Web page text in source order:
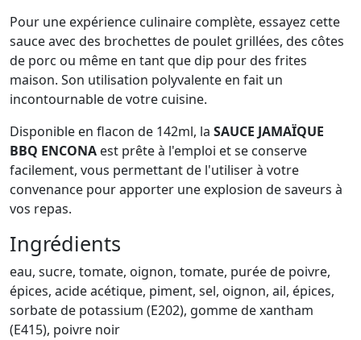
Pour une expérience culinaire complète, essayez cette
sauce avec des brochettes de poulet grillées, des côtes
de porc ou même en tant que dip pour des frites
maison. Son utilisation polyvalente en fait un
incontournable de votre cuisine.
Disponible en flacon de 142ml, la SAUCE JAMAÏQUE
BBQ ENCONA est prête à l'emploi et se conserve
facilement, vous permettant de l'utiliser à votre
convenance pour apporter une explosion de saveurs à
vos repas.
Ingrédients
eau, sucre, tomate, oignon, tomate, purée de poivre,
épices, acide acétique, piment, sel, oignon, ail, épices,
sorbate de potassium (E202), gomme de xantham
(E415), poivre noir